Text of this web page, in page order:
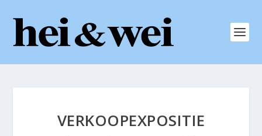
VERKOOPEXPOSITIE